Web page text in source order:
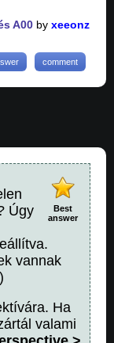
A00 by xeeonz
Best
answer
Úgy
vannak
Ha
valami